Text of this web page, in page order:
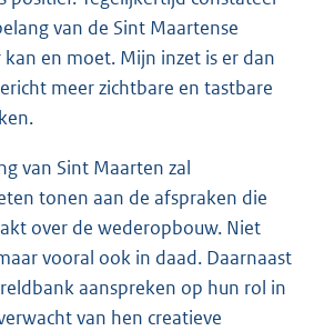
van de Sint Maartense
en moet. Mijn inzet is er dan
meer zichtbare en tastbare
van Sint Maarten zal
tonen aan de afspraken die
over de wederopbouw. Niet
vooral ook in daad. Daarnaast
aanspreken op hun rol in
van hen creatieve